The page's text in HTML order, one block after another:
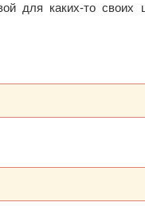
для каких-то своих